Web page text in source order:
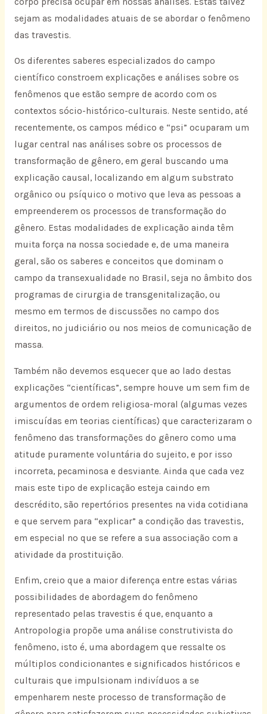
sejam as modalidades atuais de se abordar o fenômeno
das travestis.
Os diferentes saberes especializados do campo
científico constroem explicações e análises sobre os
fenômenos que estão sempre de acordo com os
contextos sócio-histórico-culturais. Neste sentido, até
recentemente, os campos médico e “psi” ocuparam um
lugar central nas análises sobre os processos de
transformação de gênero, em geral buscando uma
explicação causal, localizando em algum substrato
orgânico ou psíquico o motivo que leva as pessoas a
empreenderem os processos de transformação do
gênero. Estas modalidades de explicação ainda têm
muita força na nossa sociedade e, de uma maneira
geral, são os saberes e conceitos que dominam o
campo da transexualidade no Brasil, seja no âmbito dos
programas de cirurgia de transgenitalização, ou
mesmo em termos de discussões no campo dos
direitos, no judiciário ou nos meios de comunicação de
massa.
Também não devemos esquecer que ao lado destas
explicações “científicas”, sempre houve um sem fim de
argumentos de ordem religiosa-moral (algumas vezes
imiscuídas em teorias científicas) que caracterizaram o
fenômeno das transformações do gênero como uma
atitude puramente voluntária do sujeito, e por isso
incorreta, pecaminosa e desviante. Ainda que cada vez
mais este tipo de explicação esteja caindo em
descrédito, são repertórios presentes na vida cotidiana
e que servem para “explicar” a condição das travestis,
em especial no que se refere a sua associação com a
atividade da prostituição.
Enfim, creio que a maior diferença entre estas várias
possibilidades de abordagem do fenômeno
representado pelas travestis é que, enquanto a
Antropologia propõe uma análise construtivista do
fenômeno, isto é, uma abordagem que ressalte os
múltiplos condicionantes e significados históricos e
culturais que impulsionam indivíduos a se
empenharem neste processo de transformação de